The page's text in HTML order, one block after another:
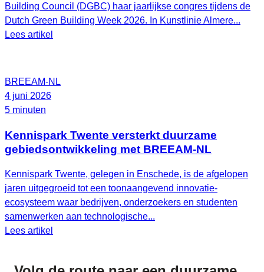
Building Council (DGBC) haar jaarlijkse congres tijdens de
Dutch Green Building Week 2026. In Kunstlinie Almere...
Lees artikel
BREEAM-NL
4 juni 2026
5 minuten
Kennispark Twente versterkt duurzame
gebiedsontwikkeling met BREEAM‑NL
Kennispark Twente, gelegen in Enschede, is de afgelopen
jaren uitgegroeid tot een toonaangevend innovatie-
ecosysteem waar bedrijven, onderzoekers en studenten
samenwerken aan technologische...
Lees artikel